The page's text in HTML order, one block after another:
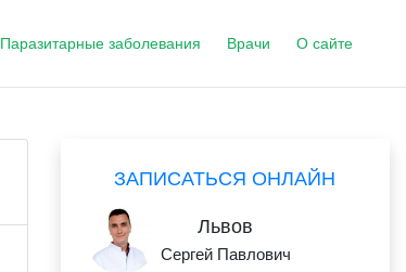
Паразитарные заболевания Врачи О сайте
ЗАПИСАТЬСЯ ОНЛАЙН
Львов
Сергей Павлович